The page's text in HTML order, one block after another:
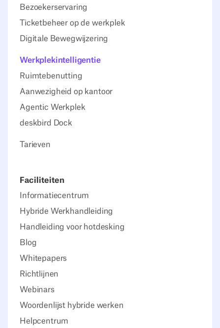
Bezoekerservaring
Ticketbeheer op de werkplek
Digitale Bewegwijzering
Werkplekintelligentie
Ruimtebenutting
Aanwezigheid op kantoor
Agentic Werkplek
deskbird Dock
Tarieven
Faciliteiten
Informatiecentrum
Hybride Werkhandleiding
Handleiding voor hotdesking
Blog
Whitepapers
Richtlijnen
Webinars
Woordenlijst hybride werken
Helpcentrum